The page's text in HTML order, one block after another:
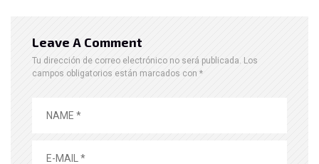
Leave A Comment
Tu dirección de correo electrónico no será publicada. Los
campos obligatorios están marcados con *